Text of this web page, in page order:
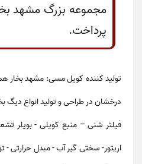
مجموعه بزرگ مشهد
پرداخت.
تولید کننده کویل مسی
درخشان در طراحی و تولید انواع دیگ
فیلتر شنی – منبع کویلی - بویلر
اریتور- سختی گیر آب - مبدل حرارتی -